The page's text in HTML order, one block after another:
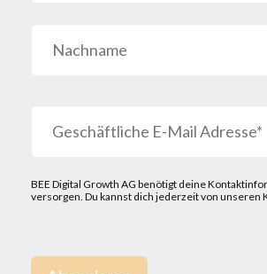
BEE Digital Growth AG benötigt deine
versorgen. Du kannst dich jederzeit von